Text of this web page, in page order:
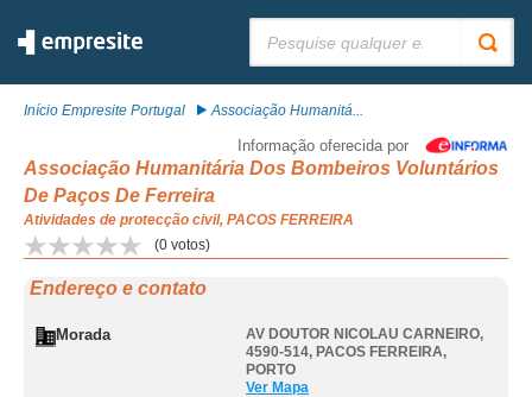
Início Empresite Portugal Associação Humanitá...
Informação oferecida por
Associação Humanitária Dos Bombeiros Voluntários
De Paços De Ferreira
Atividades de protecção civil, PACOS FERREIRA
(0 votos)
Endereço e contato
Morada
AV DOUTOR NICOLAU CARNEIRO,
4590-514, PACOS FERREIRA,
PORTO
Ver Mapa